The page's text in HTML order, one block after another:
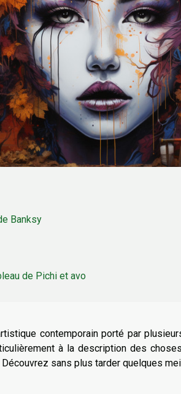
Banksy
de Pichi et avo
contemporain porté par
à la description des
sans plus tarder quelques